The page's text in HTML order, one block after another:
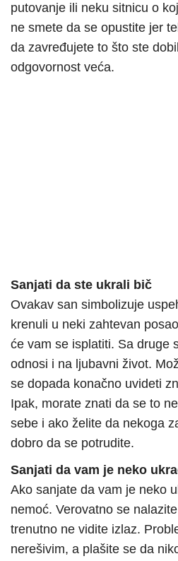
putovanje ili neku sitnicu o
ne smete da se opustite jer
da zavređujete to što ste
odgovornost veća.
Sanjati da ste ukrali bič
Ovakav san simbolizuje
krenuli u neki zahtevan
će vam se isplatiti. Sa druge
odnosi i na ljubavni život.
se dopada konačno uvideti
Ipak, morate znati da se to
sebe i ako želite da nekoga
dobro da se potrudite.
Sanjati da vam je neko
Ako sanjate da vam je neko
nemoć. Verovatno se
trenutno ne vidite izlaz.
nerešivim, a plašite se da